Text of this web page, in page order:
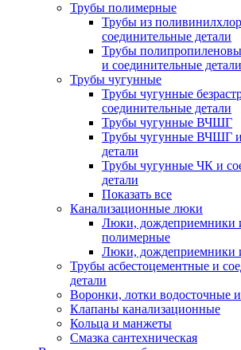
Трубы полимерные
Трубы из
соединительные детали
Трубы
и соединительные детали
Трубы чугунные
Трубы чугунные
соединительные детали
Трубы чугунные ВЧШГ
Трубы чугунные ВЧШГ и
детали
Трубы чугунные ЧК и
детали
Показать все
Канализационные люки
Люки, дождеприемники
полимерные
Люки, дождеприемники
Трубы асбестоцементные и
детали
Воронки, лотки водосточные
Клапаны канализационные
Кольца и манжеты
Смазка сантехническая